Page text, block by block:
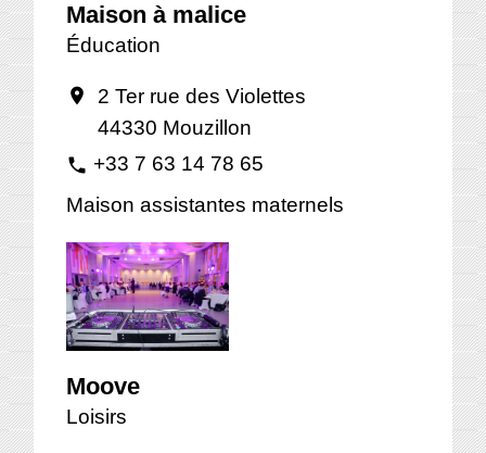
Maison à malice
Éducation
location_on
2 Ter rue des Violettes
44330 Mouzillon
phone +33 7 63 14 78 65
Maison assistantes maternels
Moove
Loisirs